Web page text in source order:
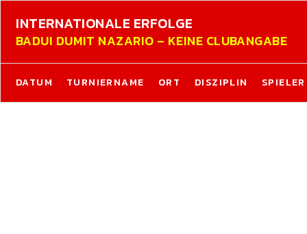
INTERNATIONALE ERFOLGE
BADUI DUMIT NAZARIO – KEINE CLUBANGABE
DATUM TURNIERNAME ORT DISZIPLIN SPIELER